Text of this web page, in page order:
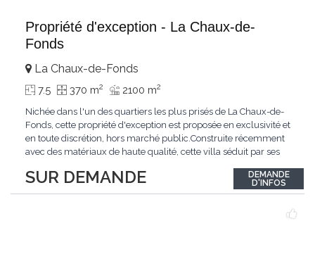
Propriété d'exception - La Chaux-de-
Fonds
SUR DEMANDE
La Chaux-de-Fonds
7.5 370 m2 2100 m2
Nichée dans l'un des quartiers les plus prisés de La Chaux-de-
Fonds, cette propriété d'exception est proposée en exclusivité et
en toute discrétion, hors marché public.Construite récemment
avec des matériaux de haute qualité, cette villa séduit par ses
remarquable.L'espace de vie s'ouvre sur un jardin avec piscine,
un véritable...
DEMANDE
D'INFOS